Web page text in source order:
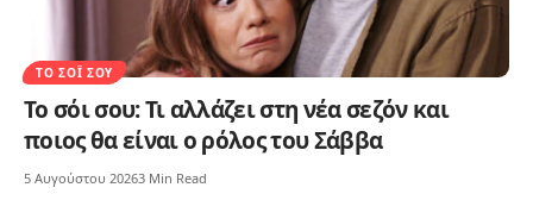
ΤΟ ΣΌΙ ΣΟΥ
Το σόι σου: Τι αλλάζει στη νέα σεζόν και
ποιος θα είναι ο ρόλος του Σάββα
5 Αυγούστου 20263 Min Read